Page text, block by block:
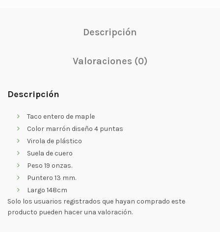
Descripción
Valoraciones (0)
Descripción
Taco entero de maple
Color marrón diseño 4 puntas
Virola de plástico
Suela de cuero
Peso 19 onzas.
Puntero 13 mm.
Largo 148cm
Solo los usuarios registrados que hayan comprado este
producto pueden hacer una valoración.